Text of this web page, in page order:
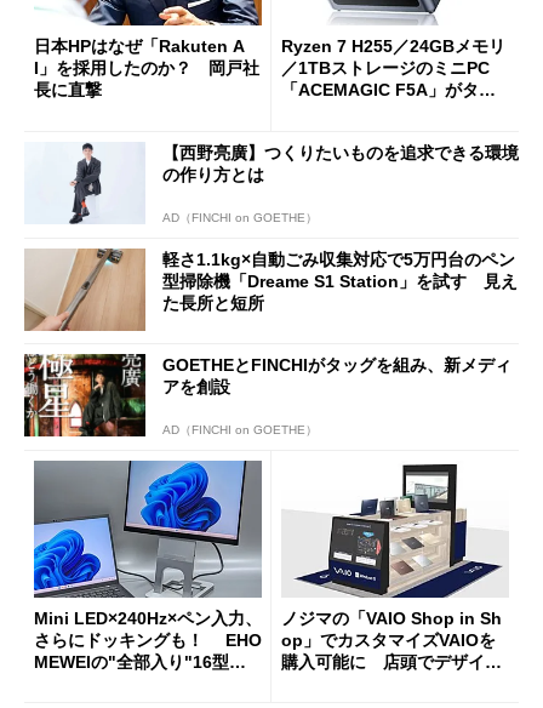
日本HPはなぜ「Rakuten A
I」を採用したのか？ 岡戸社
長に直撃
Ryzen 7 H255／24GBメモリ
／1TBストレージのミニPC
「ACEMAGIC F5A」がタイ
【西野亮廣】つくりたいものを追求できる環境
の作り方とは
AD（FINCHI on GOETHE）
軽さ1.1kg×自動ごみ収集対応で5万円台のペン
型掃除機「Dreame S1 Station」を試す 見え
た長所と短所
GOETHEとFINCHIがタッグを組み、新メディ
アを創設
AD（FINCHI on GOETHE）
Mini LED×240Hz×ペン入力、
さらにドッキングも！ EHO
MEWEIの"全部入り"16型モ
ノジマの「VAIO Shop in Sh
op」でカスタマイズVAIOを
購入可能に 店頭でデザイン